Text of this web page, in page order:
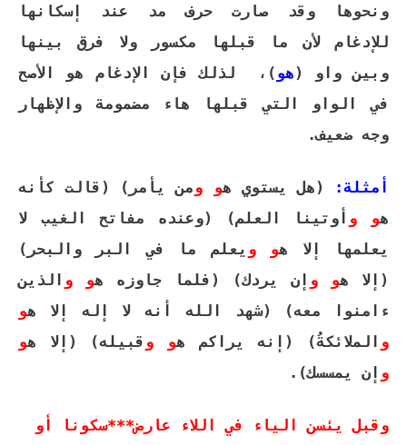
ونحوها وقد صارت حرف مد عند إسكانها
للإدغام لأن ما قبلها مكسور ولا فرق بينها
وبين واو (هو )،
لذلك فإن الإدغام هو الأصح
في الواو التي قبلها هاء مضمومة والإظهار
وجه ضعيف.
أمثلة: (هل يستوي هو و من يأمر) (قالت كأنه
هو و أوتينا العلم) (وعنده مفاتح الغيب لا
يعلمها إلا هو و يعلم ما في البر والبحر)
(إلا هو و إن يردك) (فلما جاوزه هو و الذين
ءامنوا معه) (شهد الله أنه لا إله إلا هو
و الملائكةُ) (إنه يراكم هو و قبيله) (إلا هو
و إن يمسسك).
وقبل يئسن الياء في اللاء عارض***سكونا أو